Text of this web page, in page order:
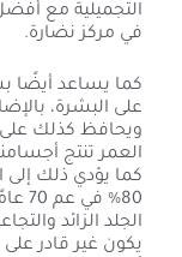
التجميلية مع
في مركز نضارة.
كما يساعد أيضًا
على البشرة،
ويحافظ كذلك على
العمر تنتج
كما يؤدي ذلك
الجلد الزائد
يكون غير قادر